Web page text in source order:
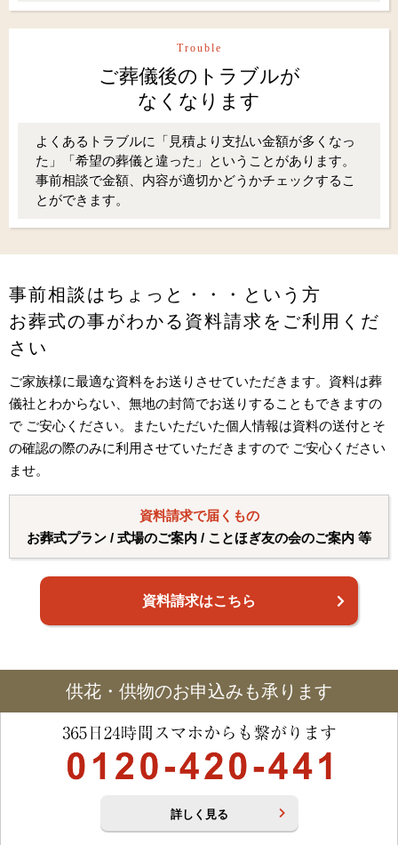
Trouble
ご葬儀後のトラブルが
なくなります
よくあるトラブルに「見積より支払い金額が多くなっ
た」「希望の葬儀と違った」ということがあります。
事前相談で金額、内容が適切かどうかチェックするこ
とができます。
事前相談はちょっと・・・という方
お葬式の事がわかる資料請求をご利用くだ
さい
ご家族様に最適な資料をお送りさせていただきます。資料は葬
儀社とわからない、無地の封筒でお送りすることもできますの
で ご安心ください。またいただいた個人情報は資料の送付とそ
の確認の際のみに利用させていただきますので ご安心ください
ませ。
資料請求で届くもの
お葬式プラン / 式場のご案内 / ことほぎ友の会のご案内 等
資料請求はこちら
供花・供物のお申込みも承ります
詳しく見る